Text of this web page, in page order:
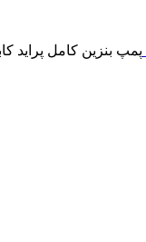
پمپ بنزین کامل پراید